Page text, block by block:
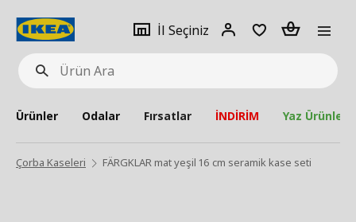
Ürün
Ara
İl Seçiniz
Giriş
Adet
Ürünler Odalar Fırsatlar İNDİRİM Yaz Ürünleri
Çorba Kaseleri FÄRGKLAR mat yeşil 16 cm seramik kase seti